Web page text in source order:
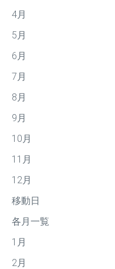
4月
5月
6月
7月
8月
9月
10月
11月
12月
移動日
各月一覧
1月
2月